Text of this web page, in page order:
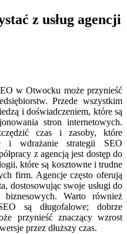
z usług agencji
w Otwocku może przynieść
Przede wszystkim
i doświadczeniem, które są
stron internetowych.
czas i zasoby, które
i wdrażanie strategii SEO
z agencją jest dostęp do
które są kosztowne i trudne
firm. Agencje często oferują
dostosowując swoje usługi do
Warto również
są długofalowe; dobrze
przynieść znaczący wzrost
przez dłuższy czas.